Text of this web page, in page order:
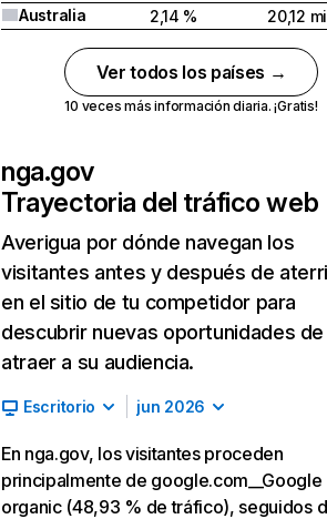
Australia
2,14 % 20,12
Ver todos los países →
10 veces más información diaria. ¡Gratis!
nga.gov
Trayectoria del tráfico web
Averigua por dónde navegan los
visitantes antes y después de
en el sitio de tu competidor para
descubrir nuevas oportunidades de
atraer a su audiencia.
Escritorio jun 2026
En nga.gov, los visitantes proceden
principalmente de google.com__Google
organic (48,93 % de tráfico), seguidos